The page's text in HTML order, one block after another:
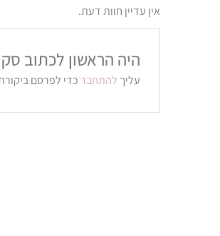
אין עדיין חוות דעת.
היה הראשון לכתוב
עליך להתחברכדי לפרסם